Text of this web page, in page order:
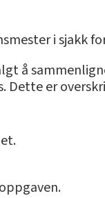
i sjakk
å
Dette er